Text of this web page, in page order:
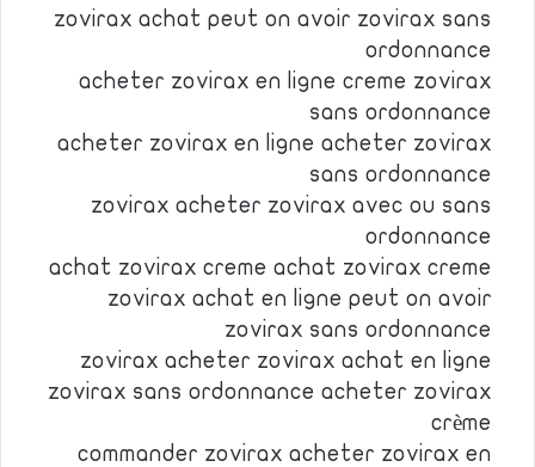
zovirax achat peut on avoir zovirax sans
ordonnance
acheter zovirax en ligne creme zovirax
sans ordonnance
acheter zovirax en ligne acheter zovirax
sans ordonnance
zovirax acheter zovirax avec ou sans
ordonnance
achat zovirax creme achat zovirax creme
zovirax achat en ligne peut on avoir
zovirax sans ordonnance
zovirax acheter zovirax achat en ligne
zovirax sans ordonnance acheter zovirax
crème
commander zovirax acheter zovirax en